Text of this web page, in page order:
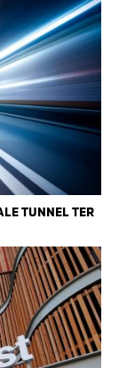
TUNNEL TER